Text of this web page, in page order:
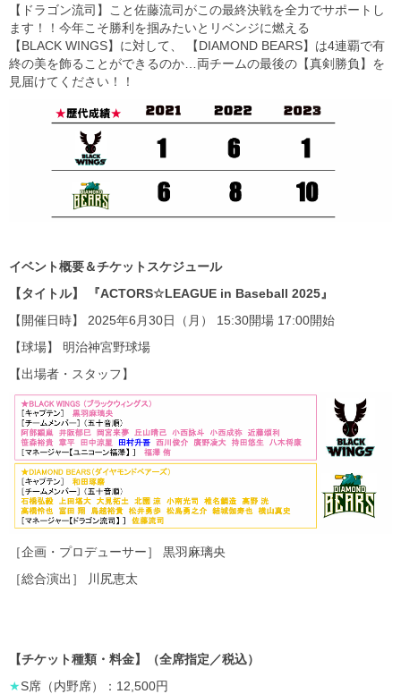
【ドラゴン流司】こと佐藤流司がこの最終決戦を全力でサポートし
ます！！今年こそ勝利を掴みたいとリベンジに燃える
【BLACK WINGS】に対して、 【DIAMOND BEARS】は4連覇で有
終の美を飾ることができるのか…両チームの最後の【真剣勝負】を
見届けてください！！
イベント概要＆チケットスケジュール
【タイトル】 『ACTORS☆LEAGUE in Baseball 2025』
【開催日時】 2025年6月30日（月） 15:30開場 17:00開始
【球場】 明治神宮野球場
【出場者・スタッフ】
［企画・プロデューサー］ 黒羽麻璃央
［総合演出］ 川尻恵太
【チケット種類・料金】（全席指定／税込）
★S席（内野席）：12,500円